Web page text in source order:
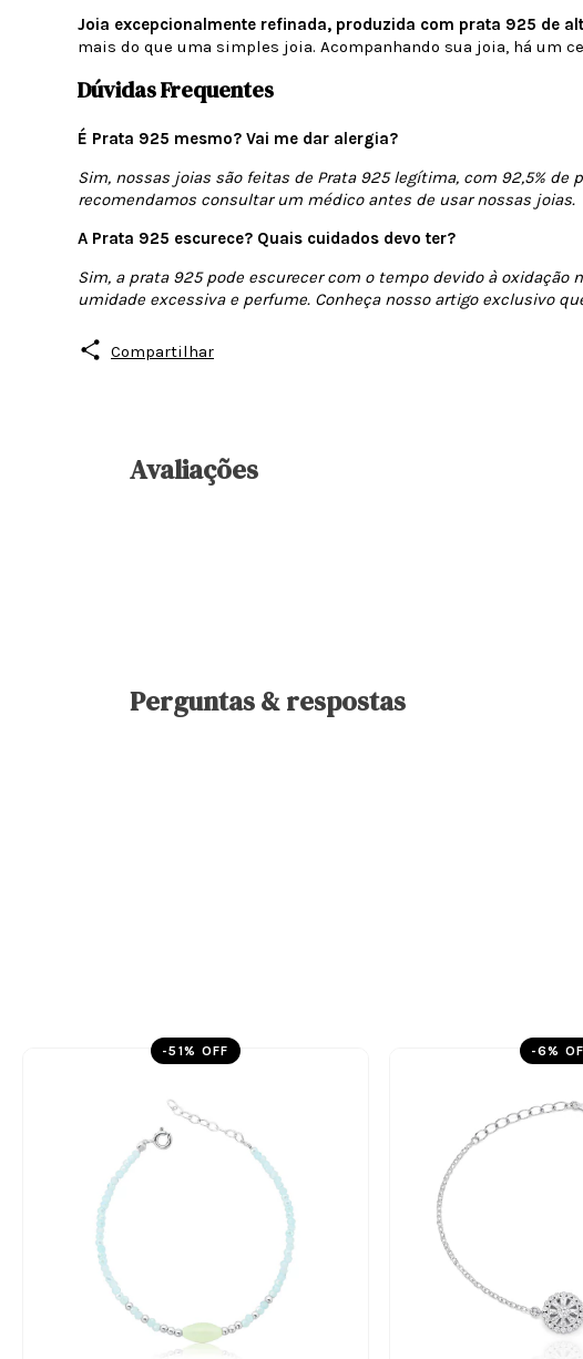
Joia excepcionalmente refinada, produzida com prata 925 de
mais do que uma simples joia. Acompanhando sua joia, há um
Dúvidas Frequentes
É Prata 925 mesmo? Vai me dar alergia?
Sim, nossas joias são feitas de Prata 925 legítima, com 92,5% de
recomendamos consultar um médico antes de usar nossas joias.
A Prata 925 escurece? Quais cuidados devo ter?
Sim, a prata 925 pode escurecer com o tempo devido à
umidade excessiva e perfume. Conheça nosso artigo exclusivo
Compartilhar
Avaliações
Perguntas & respostas
-51% OFF -6%